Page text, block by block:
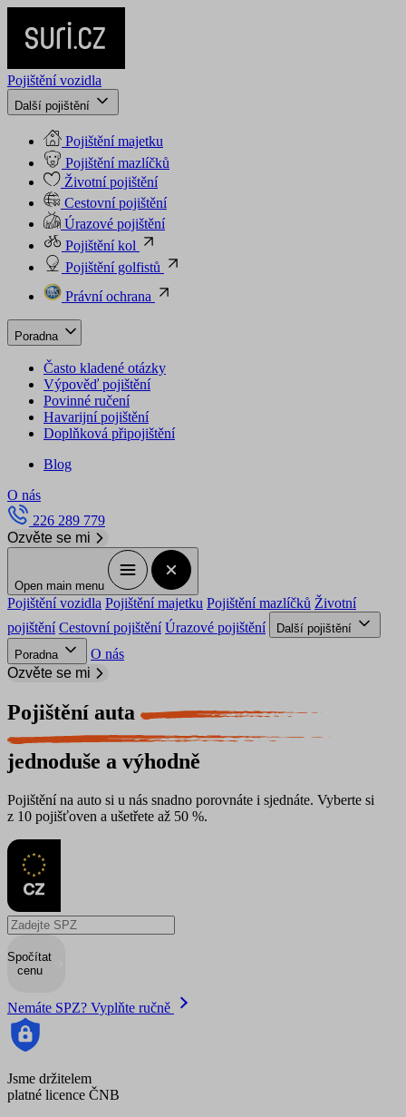
Pojištění vozidla
Další pojištění
Pojištění majetku
Pojištění mazlíčků
Životní pojištění
Cestovní pojištění
Úrazové pojištění
Pojištění kol
Pojištění golfistů
Právní ochrana
Poradna
Často kladené otázky
Výpověď pojištění
Povinné ručení
Havarijní pojištění
Doplňková připojištění
Blog
O nás
226 289 779
Ozvěte se mi
Open main menu
Pojištění vozidla Pojištění majetku Pojištění mazlíčků Životní
pojištění Cestovní pojištění Úrazové pojištění
Další pojištění
Poradna
O nás
Ozvěte se mi
Pojištění auta
jednoduše a výhodně
Pojištění na auto si u nás snadno porovnáte i sjednáte. Vyberte si
z 10 pojišťoven a ušetřete až 50 %.
Spočítat
cenu
Nemáte SPZ? Vyplňte ručně
Jsme držitelem
platné licence ČNB